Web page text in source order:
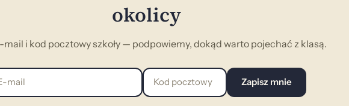
okolicy
mail i kod pocztowy szkoły — podpowiemy, dokąd warto pojechać z klasą.
Kod pocztowy
Zapisz mnie